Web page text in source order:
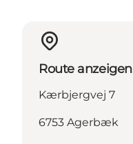
Route anzeigen
Kærbjergvej 7
6753 Agerbæk